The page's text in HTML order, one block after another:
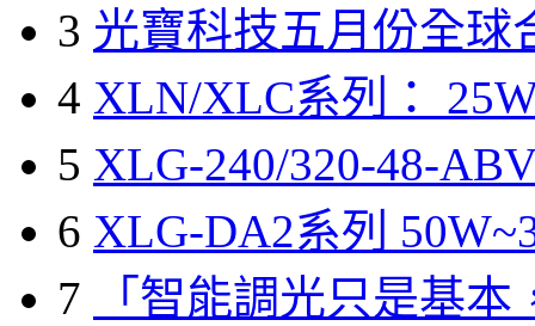
3 光寶科技五月份全球
4 XLN/XLC系列：
5 XLG-240/320-48-
6 XLG-DA2系列
7
「智能調光只是基本